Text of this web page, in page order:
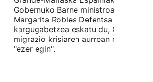
Gobernuko Barne ministroa eta
Margarita Robles Defentsa ministroa
kargugabetzea eskatu du, Ceutako
migrazio krisiaren aurrean ez
"ezer egin".